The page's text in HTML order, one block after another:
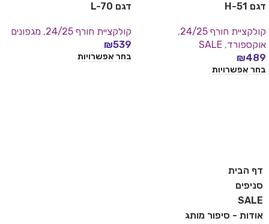
דגם H-51
קולקציית חורף 24/25
,
אוקספורד,
SALE
₪489
בחר אפשרויות
דגם L-70
קולקציית חורף 24/25 , מגפונים
₪539
בחר אפשרויות
דף הבית
סניפים
SALE
אודות - סיפור מותג